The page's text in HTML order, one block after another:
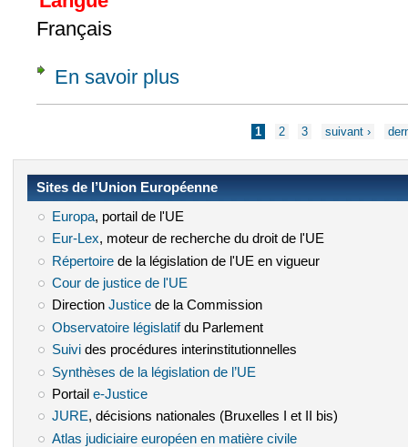
Français
En savoir plus
1 2 3 suivant ›
Sites de l’Union Européenne
Europa(le lien est externe)
, portail de l'UE
Eur-Lex(le lien est externe)
, moteur de recherche du droit de l'UE
Répertoire(le lien est externe)
de la législation de l'UE en vigueur
Cour de justice de l'UE
Direction Justice(le lien est externe)
de la Commission
Observatoire législatif(le lien est externe)
du Parlement
Suivi(le lien est externe)
des procédures interinstitutionnelles
Synthèses de la législation de l’UE
Portail e-Justice(le lien est externe)
JURE(le lien est externe)
, décisions nationales (Bruxelles I et II bis)
Atlas judiciaire européen en matière civile(le lien est externe)